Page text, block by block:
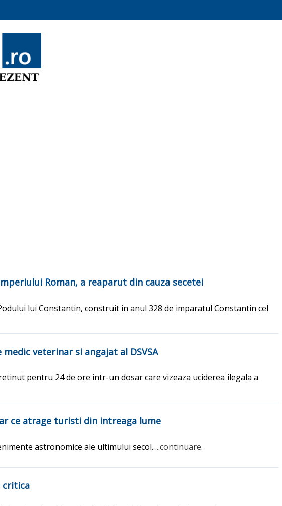
Roman, a reaparut din cauza secetei
lui Constantin, construit in anul 328 de imparatul Constantin cel
veterinar si angajat al DSVSA
pentru 24 de ore intr-un dosar care vizeaza uciderea ilegala a
ce atrage turisti din intreaga lume
astronomice ale ultimului secol. ...continuare.
critica